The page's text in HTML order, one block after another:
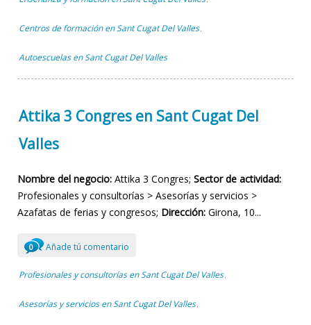
Centros de formación en Sant Cugat Del Valles ,
Autoescuelas en Sant Cugat Del Valles
Attika 3 Congres en Sant Cugat Del
Valles
Nombre del negocio: Attika 3 Congres; Sector de actividad:
Profesionales y consultorías > Asesorías y servicios >
Azafatas de ferias y congresos; Dirección: Girona, 10...
0 Añade tú comentario
Profesionales y consultorías en Sant Cugat Del Valles ,
Asesorías y servicios en Sant Cugat Del Valles ,